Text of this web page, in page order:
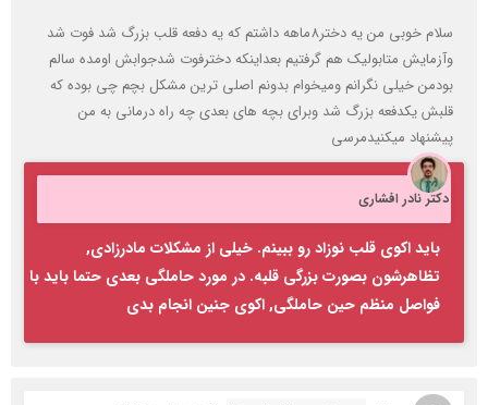
سلام خوبی من یه دختر8ماهه داشتم که یه دفعه قلب بزرگ شد فوت شد
وآزمایش متابولیک هم گرفتیم بعداینکه دخترفوت شدجوابش اومده سالم
بودمن خیلی نگرانم ومیخوام بدونم اصلی ترین مشکل بچم چی بوده که
قلبش یکدفعه بزرگ شد وبرای بچه های بعدی چه راه درمانی به من
پیشنهاد میکنیدمرسی
دکتر نادر افشاری
باید اکوی قلب نوزاد رو ببینم. خیلی از مشکلات مادرزادی,
تظاهرشون بصورت بزرگی قلبه. در مورد حاملگی بعدی حتما باید با
فواصل منظم حین حاملگی, اکوی جنین انجام بدی